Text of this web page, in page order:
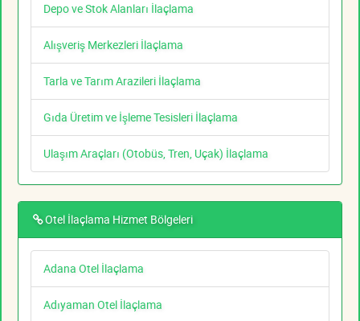
Depo ve Stok Alanları İlaçlama
Alışveriş Merkezleri İlaçlama
Tarla ve Tarım Arazileri İlaçlama
Gıda Üretim ve İşleme Tesisleri İlaçlama
Ulaşım Araçları (Otobüs, Tren, Uçak) İlaçlama
Otel İlaçlama Hizmet Bölgeleri
Adana Otel İlaçlama
Adıyaman Otel İlaçlama